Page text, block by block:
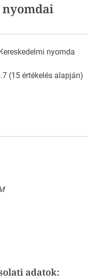
nyomda
(15 értékelés alapján)
adatok: